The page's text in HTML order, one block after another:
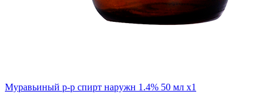
Муравьиный р-р спирт наружн 1.4% 50 мл x1